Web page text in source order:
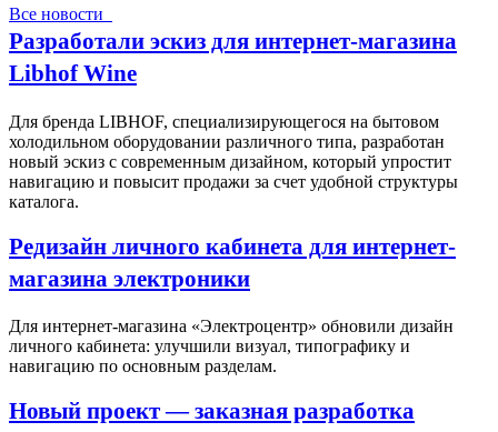
Все новости
Разработали эскиз для интернет-магазина
Libhof Wine
Для бренда LIBHOF, специализирующегося на бытовом
холодильном оборудовании различного типа, разработан
новый эскиз с современным дизайном, который упростит
навигацию и повысит продажи за счет удобной структуры
каталога.
Редизайн личного кабинета для интернет-
магазина электроники
Для интернет-магазина «Электроцентр» обновили дизайн
личного кабинета: улучшили визуал, типографику и
навигацию по основным разделам.
Новый проект — заказная разработка